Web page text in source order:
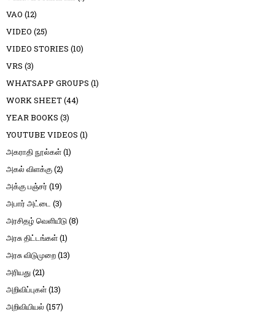
VAO (12)
VIDEO (25)
VIDEO STORIES (10)
VRS (3)
WHATSAPP GROUPS (1)
WORK SHEET(44)
YEAR BOOKS (3)
YOUTUBE VIDEOS (1)
அகராதி நூல்கள்(1)
அகல் விளக்கு(2)
அக்கு பஞ்சர் (19)
அபார் அட்டை (3)
அரசிதழ் வெளியீடு(8)
அரசு திட்டங்கள்(1)
அரசு விடுமுறை(13)
அரியது(21)
அறிவிப்புகள்(13)
அறிவியியல் (157)